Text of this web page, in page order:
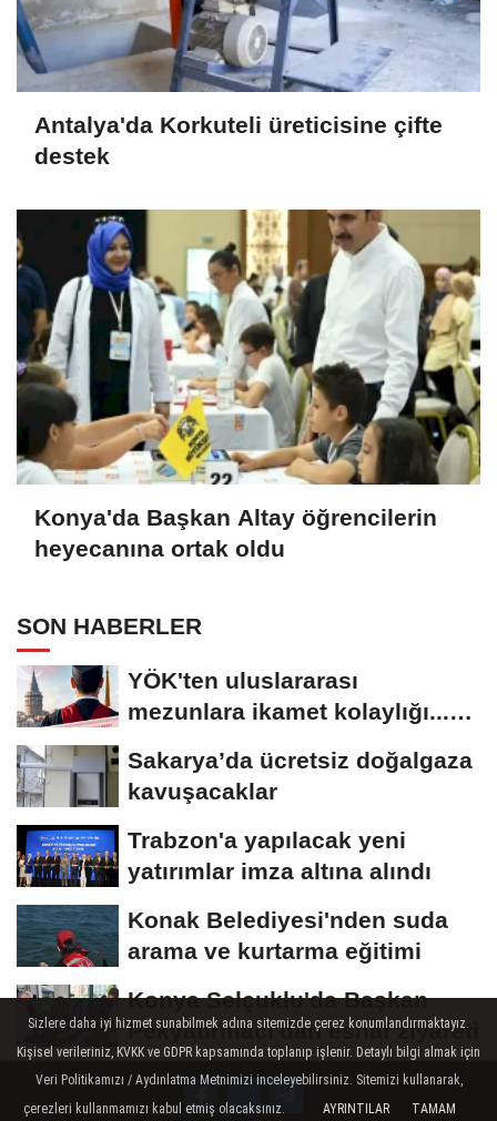
Antalya'da Korkuteli üreticisine çifte
destek
Konya'da Başkan Altay öğrencilerin
heyecanına ortak oldu
SON HABERLER
YÖK'ten uluslararası
mezunlara ikamet kolaylığı...
Sakarya’da ücretsiz doğalgaza
kavuşacaklar
Trabzon'a yapılacak yeni
yatırımlar imza altına alındı
Konak Belediyesi'nden suda
arama ve kurtarma eğitimi
Konya Selçuklu'da Başkan
Pekyatırmacı'dan esnaf ziyareti
Sizlere daha iyi hizmet sunabilmek adına sitemizde çerez konumlandırmaktayız.
Kişisel verileriniz, KVKK ve GDPR kapsamında toplanıp işlenir. Detaylı bilgi almak için
Veri Politikamızı / Aydınlatma Metnimizi inceleyebilirsiniz. Sitemizi kullanarak,
çerezleri kullanmamızı kabul etmiş olacaksınız.
AYRINTILAR TAMAM